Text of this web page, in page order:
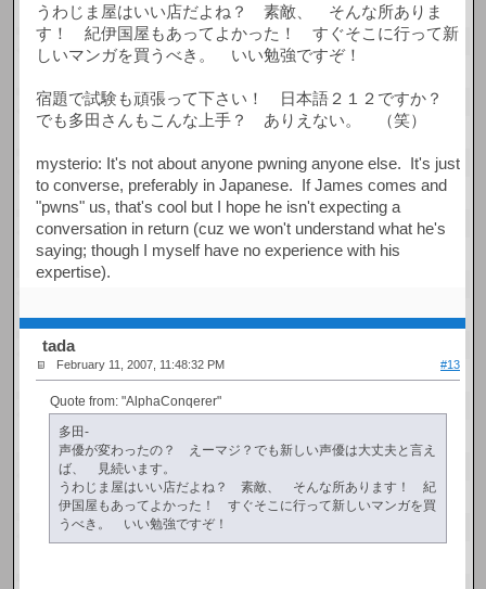
うわじま屋はいい店だよね？ 素敵、 そんな所ありま
す！ 紀伊国屋もあってよかった！ すぐそこに行って新
しいマンガを買うべき。 いい勉強ですぞ！
宿題で試験も頑張って下さい！ 日本語２１２ですか？
でも多田さんもこんな上手？ ありえない。 （笑）
mysterio: It's not about anyone pwning anyone else. It's just
to converse, preferably in Japanese. If James comes and
"pwns" us, that's cool but I hope he isn't expecting a
conversation in return (cuz we won't understand what he's
saying; though I myself have no experience with his
expertise).
tada
February 11, 2007, 11:48:32 PM #13
Quote from: "AlphaConqerer"
多田-
声優が変わったの？ えーマジ？でも新しい声優は大丈夫と言え
ば、 見続います。
うわじま屋はいい店だよね？ 素敵、 そんな所あります！ 紀
伊国屋もあってよかった！ すぐそこに行って新しいマンガを買
うべき。 いい勉強ですぞ！